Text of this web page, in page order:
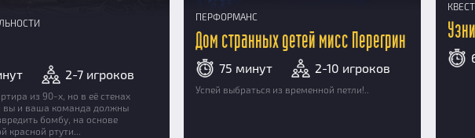
2-7 игроков
из 90-х, но в её стенах
вы и ваша команда должны
бомбу, на основе
красной ртути...
ПЕРФОРМАНС
Дом странных детей мисс Перегрин
75 минут 2-10 игроков
Успей выбраться из временной петли!..